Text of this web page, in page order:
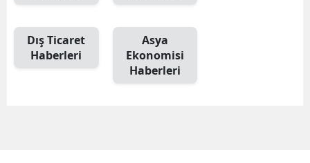
Dış Ticaret
Haberleri
Asya
Ekonomisi
Haberleri